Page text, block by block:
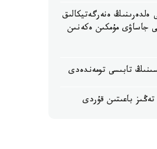
ەلدەرىنىڭ ەنەرگەتيكالىق
جاساۋى مۇمكىن ەكەنىن
تابىسى تومەندەدى
باعىتىن قۇردى